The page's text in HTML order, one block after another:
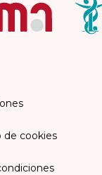
de cookies